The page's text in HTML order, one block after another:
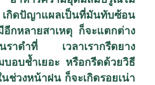
กิดปัญาแผลเป็นที่มันทับซ้อน
อีกหลายสาเหตุ ก็จะแตกต่าง
นราดำที่ เวลาเรากรีดยาง
บอบช้ำเยอะ หรือกรีดด้วยวิธี
ช่วงหน้าฝน ก็จะเกิดรอยเน่า